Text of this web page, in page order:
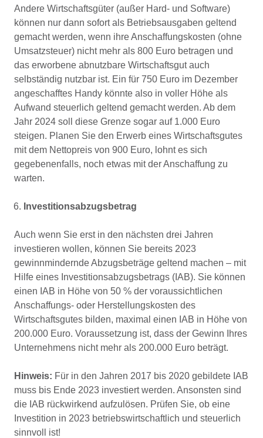
Andere Wirtschaftsgüter (außer Hard- und Software)
können nur dann sofort als Betriebsausgaben geltend
gemacht werden, wenn ihre Anschaffungskosten (ohne
Umsatzsteuer) nicht mehr als 800 Euro betragen und
das erworbene abnutzbare Wirtschaftsgut auch
selbständig nutzbar ist. Ein für 750 Euro im Dezember
angeschafftes Handy könnte also in voller Höhe als
Aufwand steuerlich geltend gemacht werden. Ab dem
Jahr 2024 soll diese Grenze sogar auf 1.000 Euro
steigen. Planen Sie den Erwerb eines Wirtschaftsgutes
mit dem Nettopreis von 900 Euro, lohnt es sich
gegebenenfalls, noch etwas mit der Anschaffung zu
warten.
Investitionsabzugsbetrag
Auch wenn Sie erst in den nächsten drei Jahren
investieren wollen, können Sie bereits 2023
gewinnmindernde Abzugsbeträge geltend machen – mit
Hilfe eines Investitionsabzugsbetrags (IAB). Sie können
einen IAB in Höhe von 50 % der voraussichtlichen
Anschaffungs- oder Herstellungskosten des
Wirtschaftsgutes bilden, maximal einen IAB in Höhe von
200.000 Euro. Voraussetzung ist, dass der Gewinn Ihres
Unternehmens nicht mehr als 200.000 Euro beträgt.
Hinweis: Für in den Jahren 2017 bis 2020 gebildete IAB
muss bis Ende 2023 investiert werden. Ansonsten sind
die IAB rückwirkend aufzulösen. Prüfen Sie, ob eine
Investition in 2023 betriebswirtschaftlich und steuerlich
sinnvoll ist!